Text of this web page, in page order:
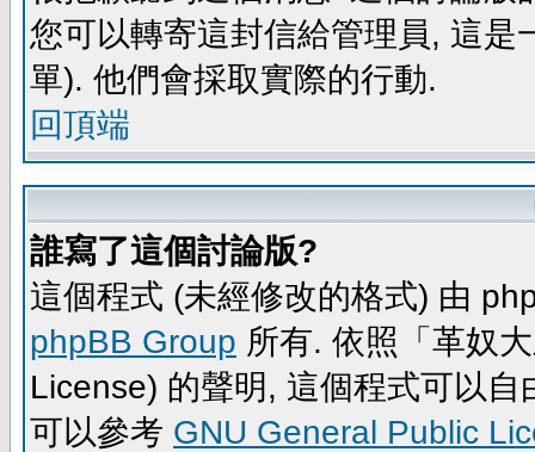
您可以轉寄這封信給管理員, 這
單). 他們會採取實際的行動.
回頂端
誰寫了這個討論版?
這個程式 (未經修改的格式) 由
phpBB Group 所有. 依照「革奴
License) 的聲明, 這個程式可以
可以參考 GNU General Public